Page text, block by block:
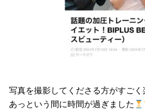
写真を撮影してくださる方がすご
あっという間に時間が過ぎました